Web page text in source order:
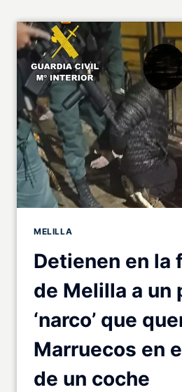
MELILLA
Detienen en la
de Melilla a un
‘narco’ que
Marruecos en
de un coche